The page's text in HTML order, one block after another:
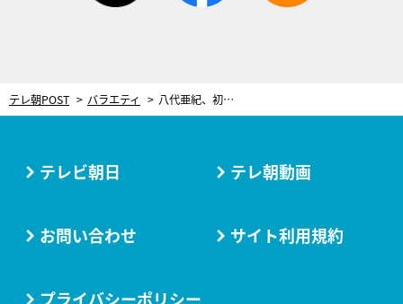
テレ朝POST バラエティ 八代亜紀、初めてのパリ公演が大盛況！72歳の「今が一番いい声」
テレビ朝日 テレ朝動画
お問い合わせ サイト利用規約
プライバシーポリシー